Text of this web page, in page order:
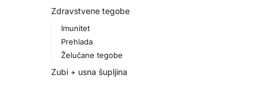
Zdravstvene tegobe
Imunitet
Prehlada
Želučane tegobe
Zubi + usna šupljina